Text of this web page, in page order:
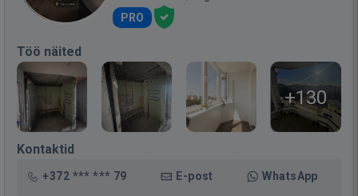
PRO
Töö näited
+130
Kontaktid
+372 *** *** 79 E-post WhatsApp